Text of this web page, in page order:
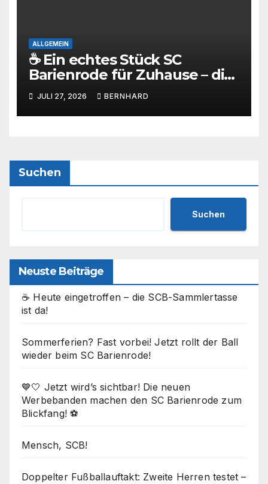
ALLGEMEIN
☕ Ein echtes Stück SC
Barienrode für Zuhause – die
SCB-Sammlertasse kommt!
JULI 27, 2026 BERNHARD
Suchen
Suchen
Neuste Beiträge
☕ Heute eingetroffen – die SCB-Sammlertasse
ist da!
Sommerferien? Fast vorbei! Jetzt rollt der Ball
wieder beim SC Barienrode!
💙🤍 Jetzt wird’s sichtbar! Die neuen
Werbebanden machen den SC Barienrode zum
Blickfang! ⚽
Mensch, SCB!
Doppelter Fußballauftakt: Zweite Herren testet –